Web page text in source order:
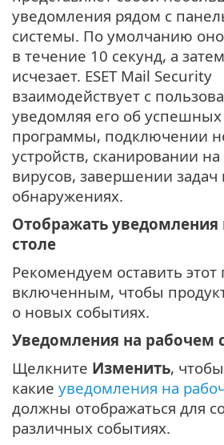
уведомления рядом с
системы. По умолчанию оно
в течение 10 секунд, а
исчезает. ESET Mail Security
взаимодействует с
уведомляя его об
программы, подключении
устройств, сканировании
вирусов, завершении
обнаружениях.
Отображать уведомления
столе
Рекомендуем оставить этот
включенным, чтобы
о новых событиях.
Уведомления на рабочем
Щелкните Изменить,
какие уведомления на
должны отображаться для
различных событиях.